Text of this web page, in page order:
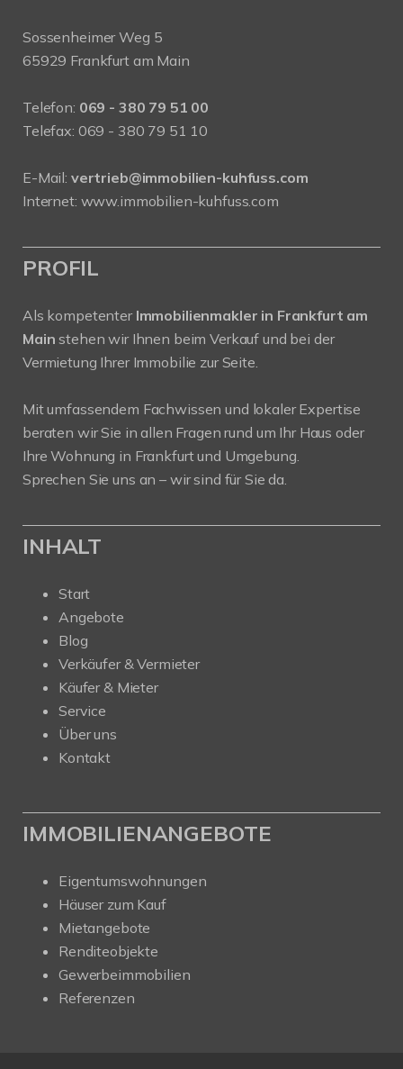
Sossenheimer Weg 5
65929 Frankfurt am Main
Telefon: 069 - 380 79 51 00
Telefax: 069 - 380 79 51 10
E-Mail: vertrieb@immobilien-kuhfuss.com
Internet: www.immobilien-kuhfuss.com
PROFIL
Als kompetenter Immobilienmakler in Frankfurt am
Main stehen wir Ihnen beim Verkauf und bei der
Vermietung Ihrer Immobilie zur Seite.
Mit umfassendem Fachwissen und lokaler Expertise
beraten wir Sie in allen Fragen rund um Ihr Haus oder
Ihre Wohnung in Frankfurt und Umgebung.
Sprechen Sie uns an – wir sind für Sie da.
INHALT
Start
Angebote
Blog
Verkäufer & Vermieter
Käufer & Mieter
Service
Über uns
Kontakt
IMMOBILIENANGEBOTE
Eigentumswohnungen
Häuser zum Kauf
Mietangebote
Renditeobjekte
Gewerbeimmobilien
Referenzen